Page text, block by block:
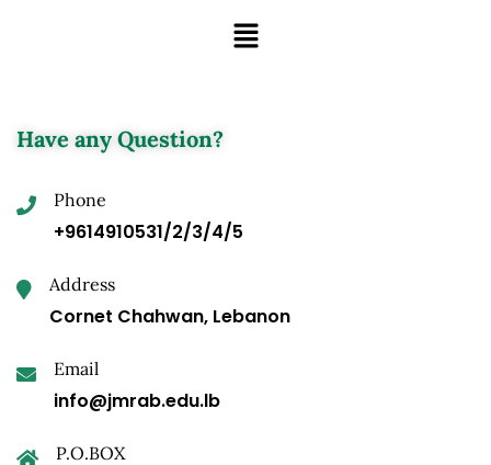
Have any Question?
Phone
+9614910531/2/3/4/5
Address
Cornet Chahwan, Lebanon
Email
info@jmrab.edu.lb
P.O.BOX